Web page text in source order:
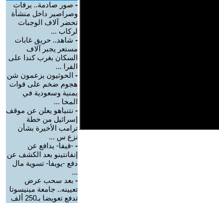
- صور صادمة.. يرقات
وصراصير داخل منشأة
تحضر آلاف الوجبات
لركاب ...
- شاهد.. حريق غابات
مستعر يجبر آلاف
السكان بغرب كندا على
الفرا ...
- الحوثيون يزعمون شن
هجوم ضخم على قوات
يمنية وسعودية في
المخا ...
- نتنياهو يعلن عن موقف
إسرائيل من خطة
ترامب الأخيرة بشأن
نزع س ...
- -فيفا- يدافع عن
إنفانتينو بعد الكشف عن
دفع -يويفا- تسوية مال
...
- بعد سحب عرض
تعيينه.. جامعة مينيسوتا
تدفع تعويضا بـ250 ألف